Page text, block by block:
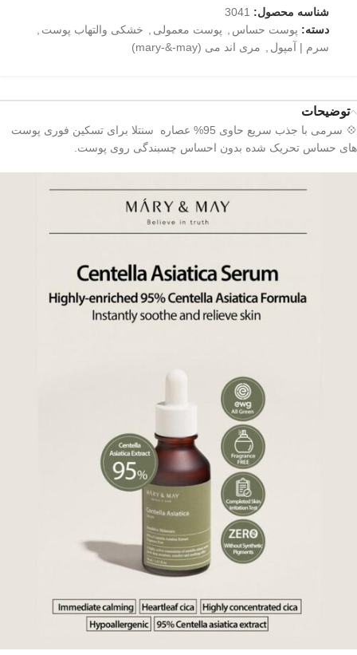
شناسه محصول: 3041
دسته: پوست حساس پوست معمولی خشکی والتهاب پوست
سرم | آمپول
مری اند می (mary-&-may)
توضیحات
💠 سرمی با جذب سریع حاوی 95% عصاره سنتلا برای تسکین فوری پوست
های حساس تحریک شده بدون احساس چسبندگی روی پوست.